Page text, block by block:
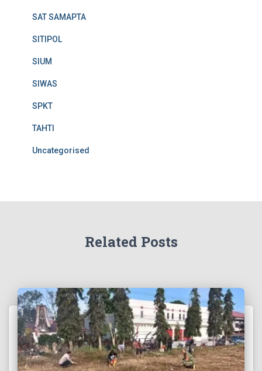
SAT SAMAPTA
SITIPOL
SIUM
SIWAS
SPKT
TAHTI
Uncategorised
Related Posts